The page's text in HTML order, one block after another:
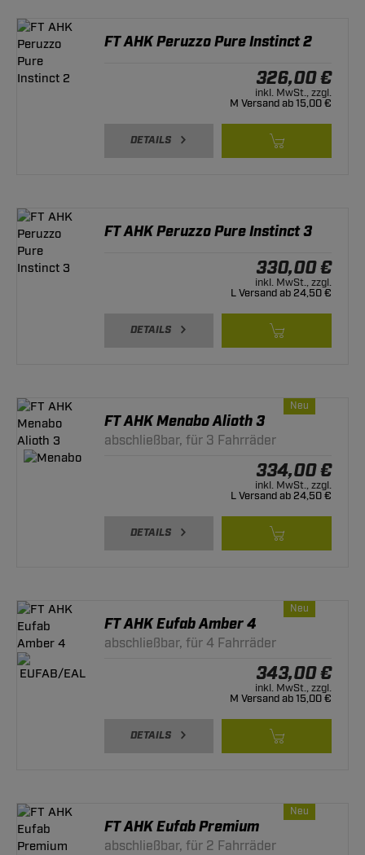
FT AHK Peruzzo Pure Instinct 2
326,00 €
inkl. MwSt., zzgl.
M Versand ab 15,00 €
DETAILS
FT AHK Peruzzo Pure Instinct 3
330,00 €
inkl. MwSt., zzgl.
L Versand ab 24,50 €
DETAILS
Neu
FT AHK Menabo Alioth 3
abschließbar, für 3 Fahrräder
334,00 €
inkl. MwSt., zzgl.
L Versand ab 24,50 €
DETAILS
Neu
FT AHK Eufab Amber 4
abschließbar, für 4 Fahrräder
343,00 €
inkl. MwSt., zzgl.
M Versand ab 15,00 €
DETAILS
Neu
FT AHK Eufab Premium
abschließbar, für 2 Fahrräder